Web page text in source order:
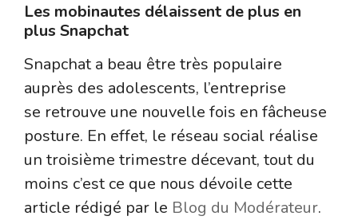
Les mobinautes délaissent de plus en
plus Snapchat
Snapchat a beau être très populaire
auprès des adolescents, l’entreprise
se retrouve une nouvelle fois en fâcheuse
posture. En effet, le réseau social réalise
un troisième trimestre décevant, tout du
moins c’est ce que nous dévoile cette
article rédigé par le Blog du Modérateur.